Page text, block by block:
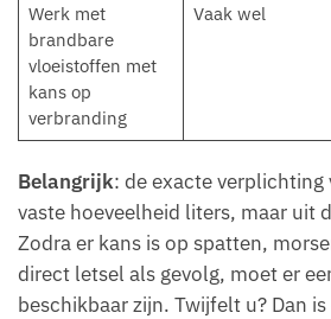
Werk met
brandbare
vloeistoffen met
kans op
verbranding
Vaak wel
Belangrijk: de exacte
vaste hoeveelheid liters, maar uit
Zodra er kans is op spatten,
direct letsel als gevolg, moet er
beschikbaar zijn. Twijfelt u? Dan